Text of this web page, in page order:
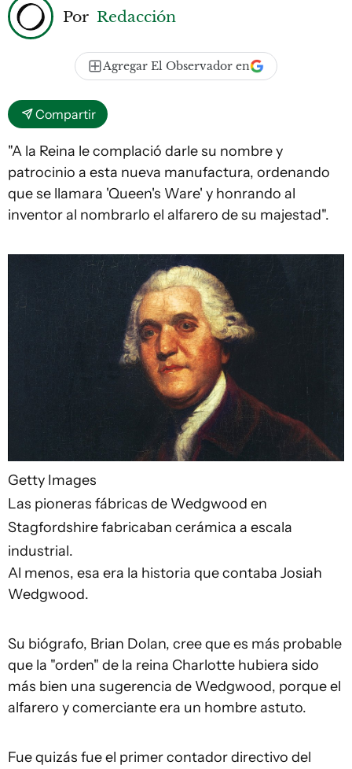
Por Redacción
Agregar El Observador en
Compartir
"A la Reina le complació darle su nombre y
patrocinio a esta nueva manufactura, ordenando
que se llamara 'Queen's Ware' y honrando al
inventor al nombrarlo el alfarero de su majestad".
Getty Images
Las pioneras fábricas de Wedgwood en
Stagfordshire fabricaban cerámica a escala
industrial.
Al menos, esa era la historia que contaba Josiah
Wedgwood.
Su biógrafo, Brian Dolan, cree que es más probable
que la "orden" de la reina Charlotte hubiera sido
más bien una sugerencia de Wedgwood, porque el
alfarero y comerciante era un hombre astuto.
Fue quizás fue el primer contador directivo del